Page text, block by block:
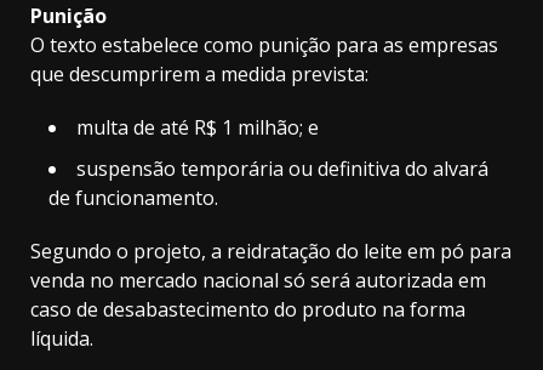
Punição
O texto estabelece como punição para as empresas
que descumprirem a medida prevista:
multa de até R$ 1 milhão; e
suspensão temporária ou definitiva do alvará
de funcionamento.
Segundo o projeto, a reidratação do leite em pó para
venda no mercado nacional só será autorizada em
caso de desabastecimento do produto na forma
líquida.